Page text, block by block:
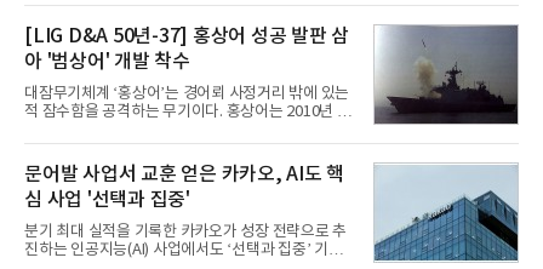
체별로 엇갈린 가운데 하반기 신작 흥행과 해외 시장
성과가 실적을 좌우할 핵심 변수로 떠오르고 있다.8일
업계에 따르면 올해 상반기 게임업계는 기업별 성적
표가 크게 갈렸다. 대표적으로 크래프톤은 'PUBG: 배
틀그라운드'의 안정적인 성장에 힘입어 상반기 연결
기준 매출 2조6616억원, 영업이익 9725억원으로 역
대 최대 실적을 기록했다. 엔씨도 올해 출시한 '아이온
동기 대
[LIG D&A 50년-37] 홍상어 성공 발판 삼
아 '범상어' 개발 착수
대잠무기체계 ‘홍상어’는 경어뢰 사정거리 밖에 있는
적 잠수함을 공격하는 무기이다. 홍상어는 2010년 넥
이뤄졌다. 이후 2012년 한국형 구축함(KDX-1) 이상
의 함정에 실전 배치됐다.그해 7월 해군은 동해상에서
성능 검증을 위해 홍상어 시험발사를 실시했다. 이때
홍상어가 목표 지점에서 입수한 후 표적을 타격하지
못하고 물속에서 멈춰버리는 예상 밖의 일이 벌어졌
다. 2차 품질확인 사격 시험에서도 만족스러운 결과를
얻지 못했다. 완벽한 신뢰성 확보를 위해 LIG넥스원은
문어발 사업서 교훈 얻은 카카오, AI도 핵
심 사업 '선택과 집중'
분기 최대 실적을 기록한 카카오가 성장 전략으로 추
진하는 인공지능(AI) 사업에서도 ‘선택과 집중’ 기조